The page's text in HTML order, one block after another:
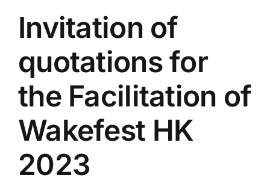
Invitation of
quotations for
the Facilitation of
Wakefest HK
2023